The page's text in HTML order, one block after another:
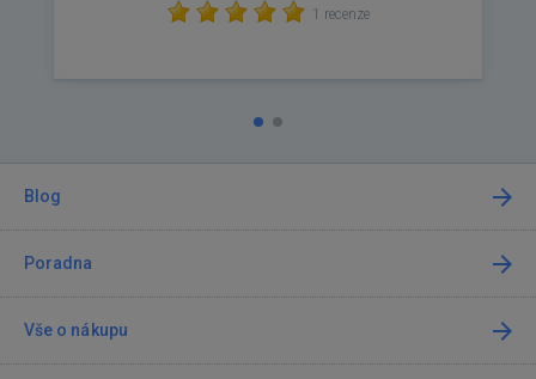
1 recenze
Blog
Poradna
Vše o nákupu